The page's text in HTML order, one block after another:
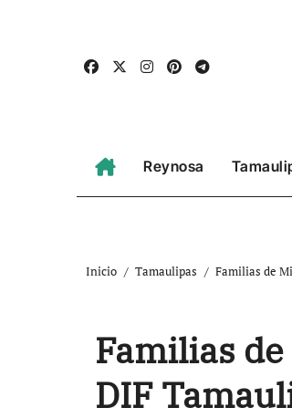
Reynosa
Inicio Tamaulipas Familias de
Familias
DIF